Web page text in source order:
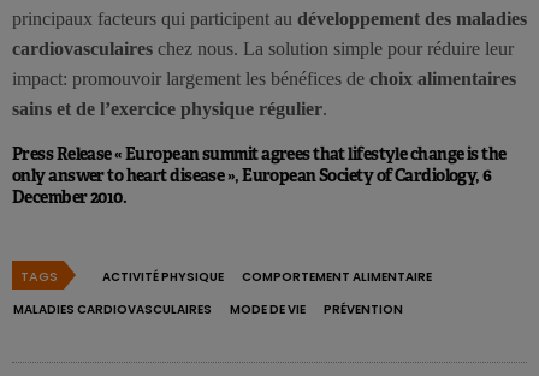
principaux facteurs qui participent au développement des maladies
cardiovasculaires chez nous. La solution simple pour réduire leur
impact: promouvoir largement les bénéfices de choix alimentaires
sains et de l’exercice physique régulier.
Press Release « European summit agrees that lifestyle change is the
only answer to heart disease », European Society of Cardiology, 6
December 2010.
TAGS ACTIVITÉ PHYSIQUE
COMPORTEMENT ALIMENTAIRE
MALADIES CARDIOVASCULAIRES
MODE DE VIE PRÉVENTION